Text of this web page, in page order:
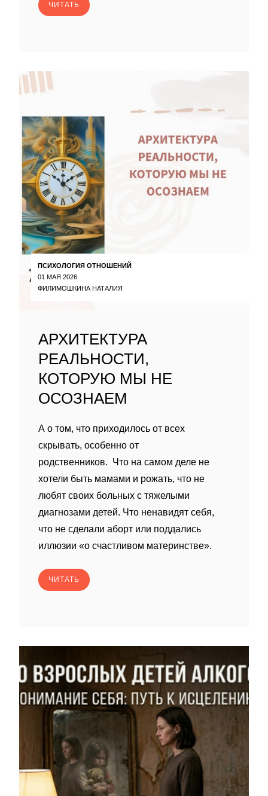
ЧИТАТЬ
ПСИХОЛОГИЯ ОТНОШЕНИЙ
01 МАЯ 2026
ФИЛИМОШКИНА НАТАЛИЯ
АРХИТЕКТУРА
РЕАЛЬНОСТИ,
КОТОРУЮ МЫ НЕ
ОСОЗНАЕМ
А о том, что приходилось от всех
скрывать, особенно от
родственников. Что на самом деле не
хотели быть мамами и рожать, что не
любят своих больных с тяжелыми
диагнозами детей. Что ненавидят себя,
что не сделали аборт или поддались
иллюзии «о счастливом материнстве».
ЧИТАТЬ